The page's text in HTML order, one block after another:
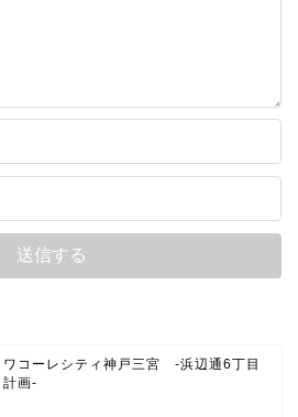
ワコーレシティ神戸三宮 -浜辺通6丁目
計画-